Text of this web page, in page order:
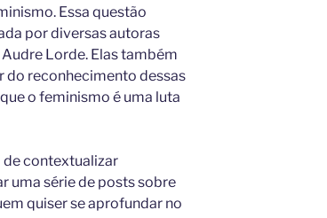
Essa questão
por diversas autoras
Lorde. Elas também
do reconhecimento dessas
o feminismo é uma luta
de contextualizar
uma série de posts sobre
quiser se aprofundar no